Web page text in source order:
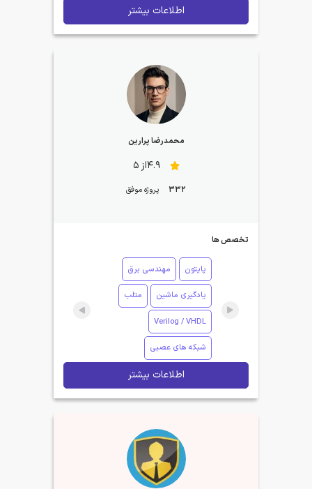
اطلاعات بیشتر
محمدرضا پرارین
4.9از 5
332 پروژه موفق
تخصص ها
پایتون مهندسی برق
یادگیری ماشین متلب
Verilog / VHDL
شبکه های عصبی
اطلاعات بیشتر